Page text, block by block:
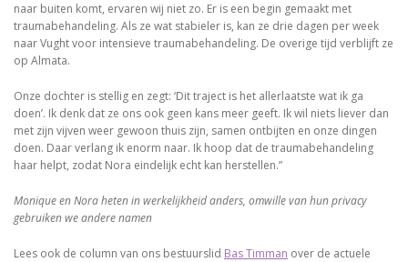
naar buiten komt, ervaren wij niet zo. Er is een begin gemaakt met
traumabehandeling. Als ze wat stabieler is, kan ze drie dagen per week
naar Vught voor intensieve traumabehandeling. De overige tijd verblijft ze
op Almata.
Onze dochter is stellig en zegt: ‘Dit traject is het allerlaatste wat ik ga
doen’. Ik denk dat ze ons ook geen kans meer geeft. Ik wil niets liever dan
met zijn vijven weer gewoon thuis zijn, samen ontbijten en onze dingen
doen. Daar verlang ik enorm naar. Ik hoop dat de traumabehandeling
haar helpt, zodat Nora eindelijk echt kan herstellen.”
Monique en Nora heten in werkelijkheid anders, omwille van hun privacy
gebruiken we andere namen
Lees ook de column van ons bestuurslid Bas Timman over de actuele